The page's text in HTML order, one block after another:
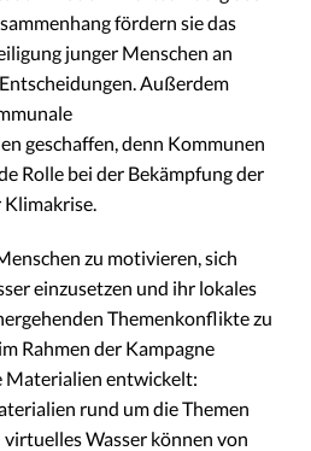
fördern sie das
junger Menschen an
Außerdem
geschaffen, denn Kommunen
Rolle bei der Bekämpfung der
Klimakrise.
zu motivieren, sich
einzusetzen und ihr lokales
Themenkonflikte zu
Rahmen der Kampagne
Materialien entwickelt:
rund um die Themen
Wasser können von